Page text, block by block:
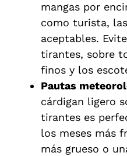
mangas por
como turista,
aceptables.
tirantes, sobre
finos y los
Pautas
cárdigan ligero
tirantes es
los meses más
más grueso o